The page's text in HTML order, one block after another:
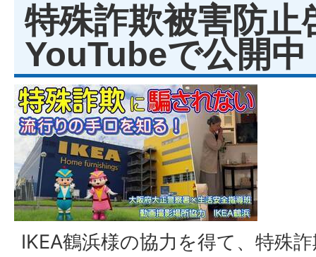
特殊詐欺被害防止
YouTubeで公開中
IKEA鶴浜様の協力を得て、特殊